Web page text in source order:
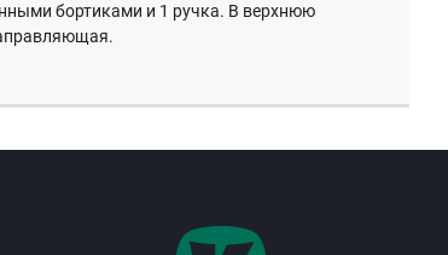
бортиками и 1 ручка. В верхнюю